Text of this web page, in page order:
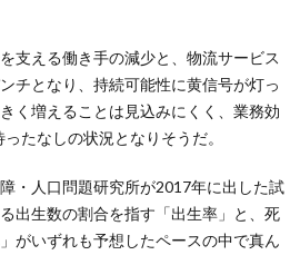
支える働き手の減少と、物流サービス
チとなり、持続可能性に黄信号が灯っ
く増えることは見込みにくく、業務効
たなしの状況となりそうだ。
・人口問題研究所が2017年に出した試
出生数の割合を指す「出生率」と、死
がいずれも予想したペースの中で真ん